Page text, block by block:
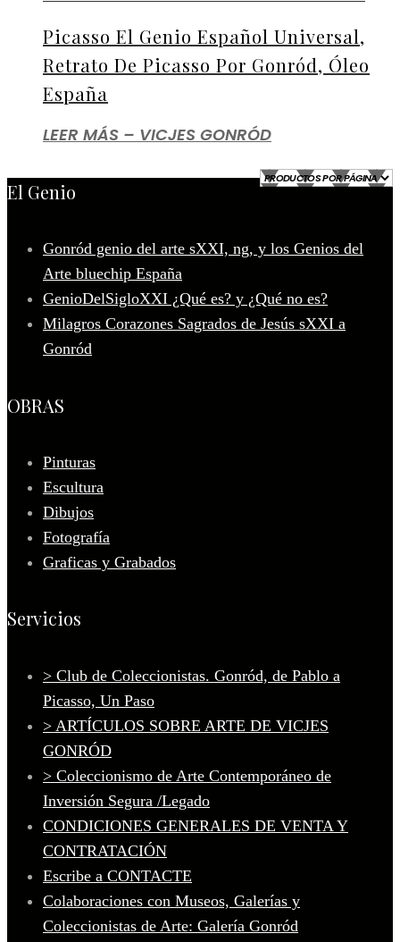
Picasso El Genio Español Universal,
Retrato De Picasso Por Gonród, Óleo
España
LEER MÁS – VICJES GONRÓD
El Genio
Gonród genio del arte sXXI, ng, y los Genios del
Arte bluechip España
GenioDelSigloXXI ¿Qué es? y ¿Qué no es?
Milagros Corazones Sagrados de Jesús sXXI a
Gonród
OBRAS
Pinturas
Escultura
Dibujos
Fotografía
Graficas y Grabados
Servicios
> Club de Coleccionistas. Gonród, de Pablo a
Picasso, Un Paso
> ARTÍCULOS SOBRE ARTE DE VICJES
GONRÓD
> Coleccionismo de Arte Contemporáneo de
Inversión Segura /Legado
CONDICIONES GENERALES DE VENTA Y
CONTRATACIÓN
Escribe a CONTACTE
Colaboraciones con Museos, Galerías y
Coleccionistas de Arte: Galería Gonród